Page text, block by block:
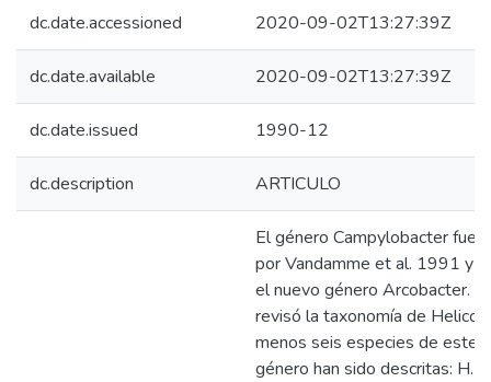
dc.date.accessioned 2020-09-02T13:27:39Z
dc.date.available 2020-09-02T13:27:39Z
dc.date.issued 1990-12
dc.description ARTICULO
El género Campylobacter fue
por Vandamme et al. 1991 y
el nuevo género Arcobacter.
revisó la taxonomía de
menos seis especies de este
género han sido descritas: H.